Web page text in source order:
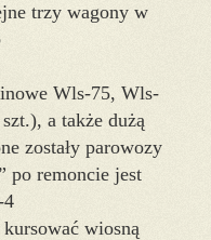
trzy wagony w
Wls-75, Wls-
a także dużą
zostały parowozy
po remoncie jest
4
wiosną